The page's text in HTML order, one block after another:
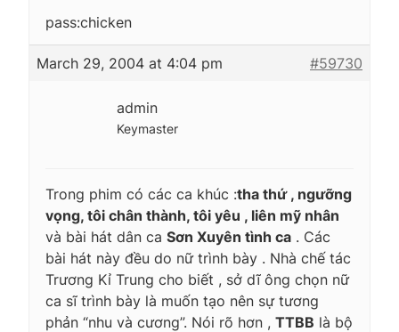
pass:chicken
March 29, 2004 at 4:04 pm #59730
admin
Keymaster
Trong phim có các ca khúc :tha thứ , ngưỡng
vọng, tôi chân thành, tôi yêu , liên mỹ nhân
và bài hát dân ca Sơn Xuyên tình ca . Các
bài hát này đều do nữ trình bày . Nhà chế tác
Trương Kỉ Trung cho biết , sở dĩ ông chọn nữ
ca sĩ trình bày là muốn tạo nên sự tương
phản “nhu và cương”. Nói rõ hơn , TTBB là bộ